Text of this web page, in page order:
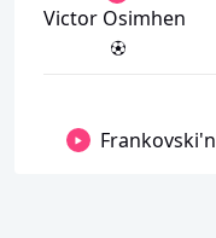
Victor Osimhen